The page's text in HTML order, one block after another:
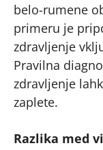
belo-rumene
primeru je
zdravljenje
Pravilna
zdravljenje
zaplete.
Razlika med